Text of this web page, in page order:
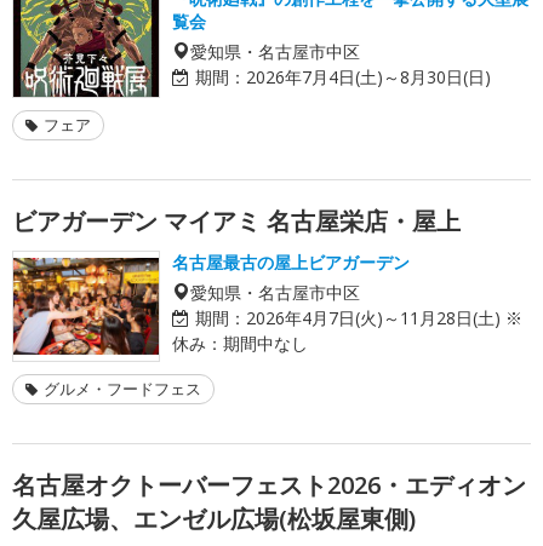
覧会
愛知県・名古屋市中区
期間： 2026年7月4日(土)～8月30日(日)
フェア
ビアガーデン マイアミ 名古屋栄店・屋上
名古屋最古の屋上ビアガーデン
愛知県・名古屋市中区
期間： 2026年4月7日(火)～11月28日(土) ※
休み：期間中なし
グルメ・フードフェス
名古屋オクトーバーフェスト2026・エディオン
久屋広場、エンゼル広場(松坂屋東側)